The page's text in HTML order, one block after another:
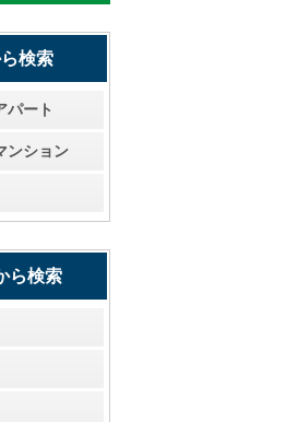
検索
パート
ンション
ら検索